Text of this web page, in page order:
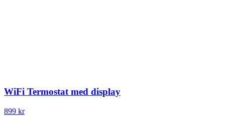
WiFi Termostat med display
899 kr